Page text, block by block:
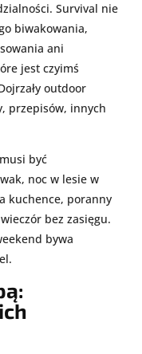
Survival nie
biwakowania,
ani
jest czyimś
outdoor
przepisów, innych
być
noc w lesie w
kuchence, poranny
bez zasięgu.
bywa